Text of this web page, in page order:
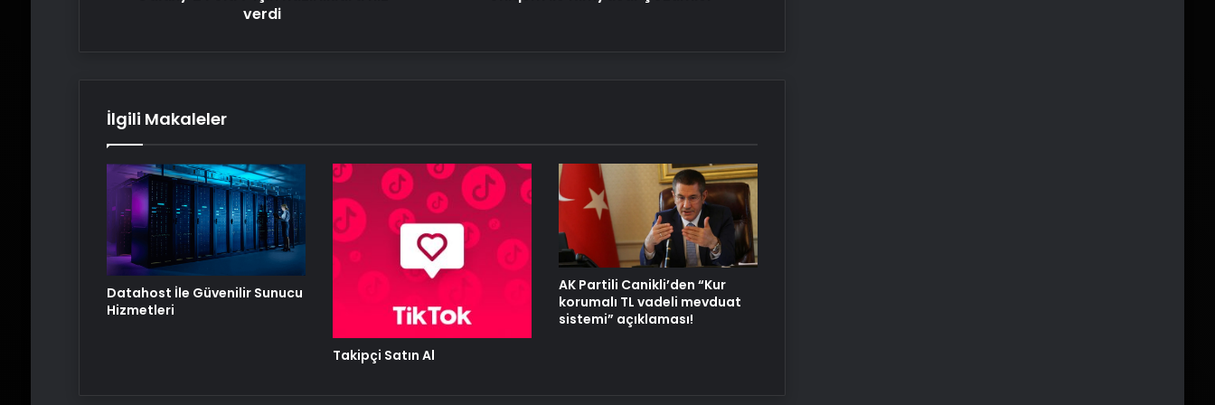
Alaaddin KAHYA: Müzik Tutkusuyla
Yerini Almiş Bir Kariyer
verdi
İlgili Makaleler
Datahost İle Güvenilir Sunucu
Hizmetleri
Takipçi Satın Al
AK Partili Canikli’den “Kur
korumalı TL vadeli mevduat
sistemi” açıklaması!